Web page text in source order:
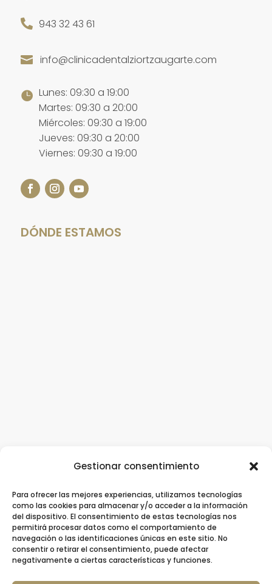
Gestionar consentimiento
Para ofrecer las mejores experiencias, utilizamos tecnologías
como las cookies para almacenar y/o acceder a la información
del dispositivo. El consentimiento de estas tecnologías nos
permitirá procesar datos como el comportamiento de
navegación o las identificaciones únicas en este sitio. No
consentir o retirar el consentimiento, puede afectar
negativamente a ciertas características y funciones.
 943 32 43 61
 info@clinicadentalziortzaugarte.com
 Lunes: 09:30 a 19:00
Martes: 09:30 a 20:00
Miércoles: 09:30 a 19:00
Jueves: 09:30 a 20:00
Viernes: 09:30 a 19:00
DÓNDE ESTAMOS
Clínica Dental Ziortza Ugarte/Implantes
dentales/Ortodoncia/Ortodoncia invisible
/Contacto